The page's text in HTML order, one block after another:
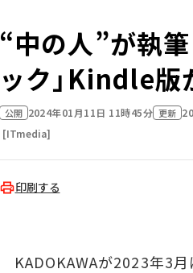
“中の人”が執
ック」Kindle
公開 2024年01月11日 11時45分 更新
[ITmedia]
印刷する
KADOKAWAが2023年3月